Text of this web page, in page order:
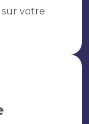
votre